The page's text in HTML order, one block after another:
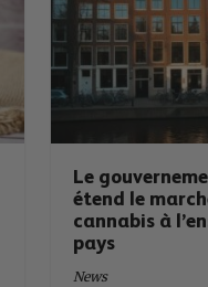
Le
étend le
cannabis à
pays
News